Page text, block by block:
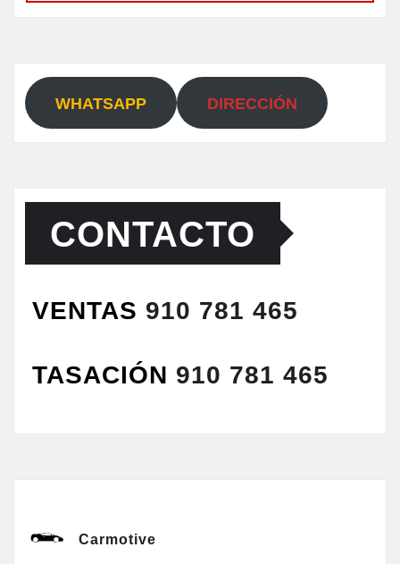
WHATSAPP DIRECCIÓN
CONTACTO
VENTAS 910 781 465
TASACIÓN 910 781 465
Carmotive